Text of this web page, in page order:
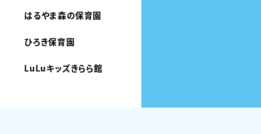
はるやま森の保育園
ひろき保育園
LuLuキッズきらら館